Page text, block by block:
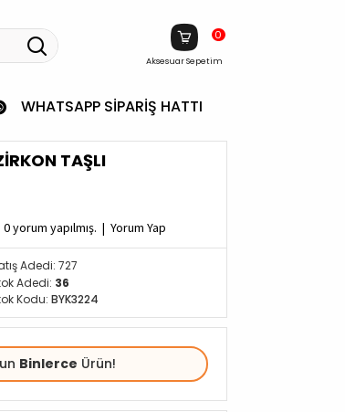
Aksesuar Sepetim
0
WHATSAPP SIPARIŞ HATTI
TAŞLI
0 yorum yapılmış. | Yorum Yap
Adedi: 36
Kodu: BYK3224
Adedi: 727
Binlerce Ürün!